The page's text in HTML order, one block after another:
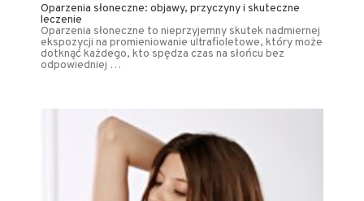
Oparzenia słoneczne: objawy, przyczyny i skuteczne
leczenie
Oparzenia słoneczne to nieprzyjemny skutek nadmiernej
ekspozycji na promieniowanie ultrafioletowe, który może
dotknąć każdego, kto spędza czas na słońcu bez
odpowiedniej …